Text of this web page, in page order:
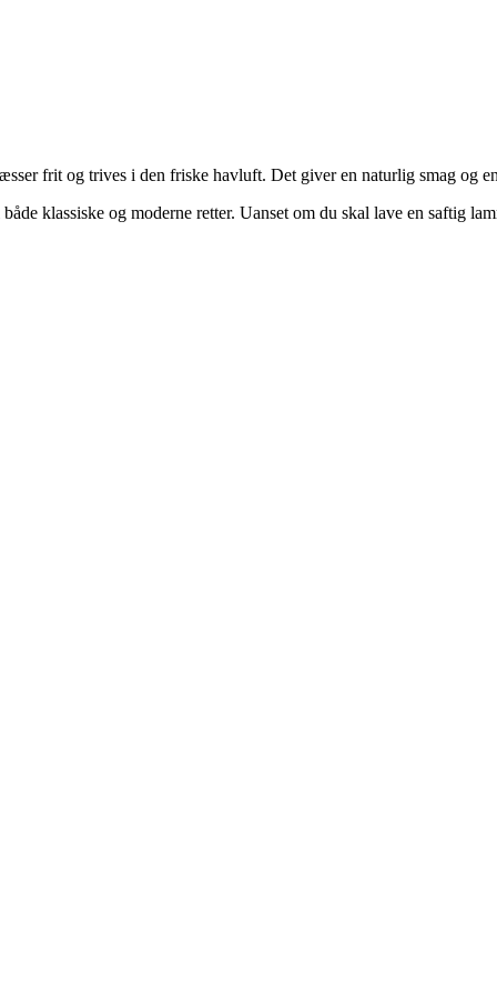
frit og trives i den friske havluft. Det giver en naturlig smag og
klassiske og moderne retter. Uanset om du skal lave en saftig